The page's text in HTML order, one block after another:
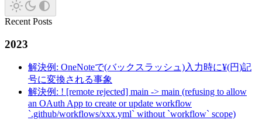
Recent Posts
2023
解決例: OneNoteで(バックスラッシュ)入力時に¥(円)記
号に変換される事象
解決例: ! [remote rejected] main -> main (refusing to allow
an OAuth App to create or update workflow
`.github/workflows/xxx.yml` without `workflow` scope)